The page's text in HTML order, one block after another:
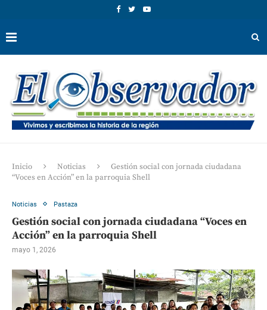
Inicio Noticias
Gestión social con jornada ciudadana
“Voces en Acción” en la parroquia Shell
Noticias Pastaza
Gestión social con jornada ciudadana “Voces en
Acción” en la parroquia Shell
mayo 1, 2026